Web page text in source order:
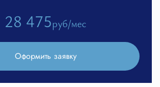
28 475руб/мес
Оформить заявку